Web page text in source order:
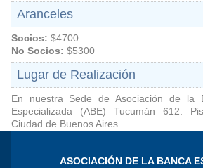
Aranceles
Socios: $4700
No Socios: $5300
Lugar de Realización
En nuestra Sede de Asociación de la
Especializada (ABE) Tucumán 612.
Ciudad de Buenos Aires.
ASOCIACIÓN DE LA BANCA